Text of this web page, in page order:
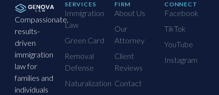
Compassionate,
results-
driven
immigration
law for
families and
individuals
SERVICES
Immigration
Law
Green Card
Removal
Defense
Naturalization
FIRM
About Us
Our
Attorney
Client
Reviews
Contact
CONNECT
Facebook
TikTok
YouTube
Instagram